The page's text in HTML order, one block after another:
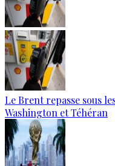
Le Brent repasse sous
Washington et Téhéran